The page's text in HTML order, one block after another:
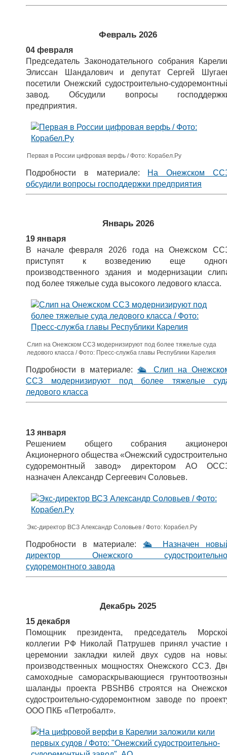
Февраль 2026
04 февраля
Председатель Законодательного собрания
Элиссан Шандалович и депутат Сергей
посетили Онежский судостроительно-
завод. Обсудили вопросы
предприятия.
Первая в России цифровая верфь / Фото: Корабел.Ру
Подробности в материале: На Онежском
обсудили вопросы господдержки предприятия
Январь 2026
19 января
В начале февраля 2026 года на Онежском
приступят к возведению еще
производственного здания и модернизации
под более тяжелые суда высокого ледового класса.
Слип на Онежском ССЗ модернизируют под более тяжелые суда
ледового класса / Фото: Пресс-служба главы Республики Карелия
Подробности в материале: 🛳 Слип на
ССЗ модернизируют под более тяжелые
ледового класса
13 января
Решением общего собрания
Акционерного общества «Онежский
судоремонтный завод» директором АО
назначен Александр Сергеевич Соловьев.
Экс-директор ВСЗ Александр Соловьев / Фото: Корабел.Ру
Подробности в материале: 🛳 Назначен
директор Онежского
судоремонтного завода
Декабрь 2025
15 декабря
Помощник президента, председатель
коллегии РФ Николай Патрушев принял участие
церемонии закладки килей двух судов на
производственных мощностях Онежского ССЗ.
самоходные самораскрывающиеся
шаланды проекта PBSHB6 строятся на
судостроительно-судоремонтном заводе по
ООО ПКБ «Петробалт».